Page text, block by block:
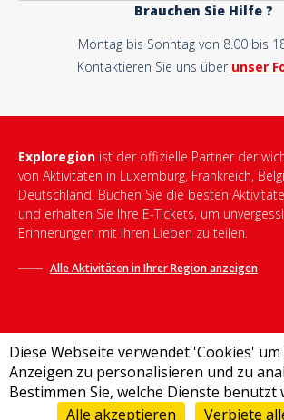
Diese Webseite verwendet 'Cookies'
Anzeigen zu personalisieren und zu
Bestimmen Sie, welche Dienste
Alle akzeptieren
Verbiete
Brauchen Sie Hilfe ?
Montag bis Sonntag von 8.00 bis
Kontaktieren Sie uns über unser
Exploregion ist der offizielle Partner der
von Aktivitäten in Luxemburg, Frankreich,
Deutschland. Buchen Sie die besten
und erhalten Sie Ihre E-Tickets, um
Erinnerungen mit Ihren Lieben zu teilen.
Alle Aktivitäten in Ihrer Region anzeigen
Allgemeine Geschäftsbedingungen-
Impressum-Destination Bonjour-